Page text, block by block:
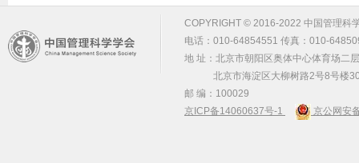
COPYRIGHT © 2016-2022 中国管理科
电话：010-64854551 传真：010-
地 址：北京市朝阳区奥体中心体育场二
北京市海淀区大柳树路2号8号楼
邮 编：100029
京ICP备14060637号-1
京公网安